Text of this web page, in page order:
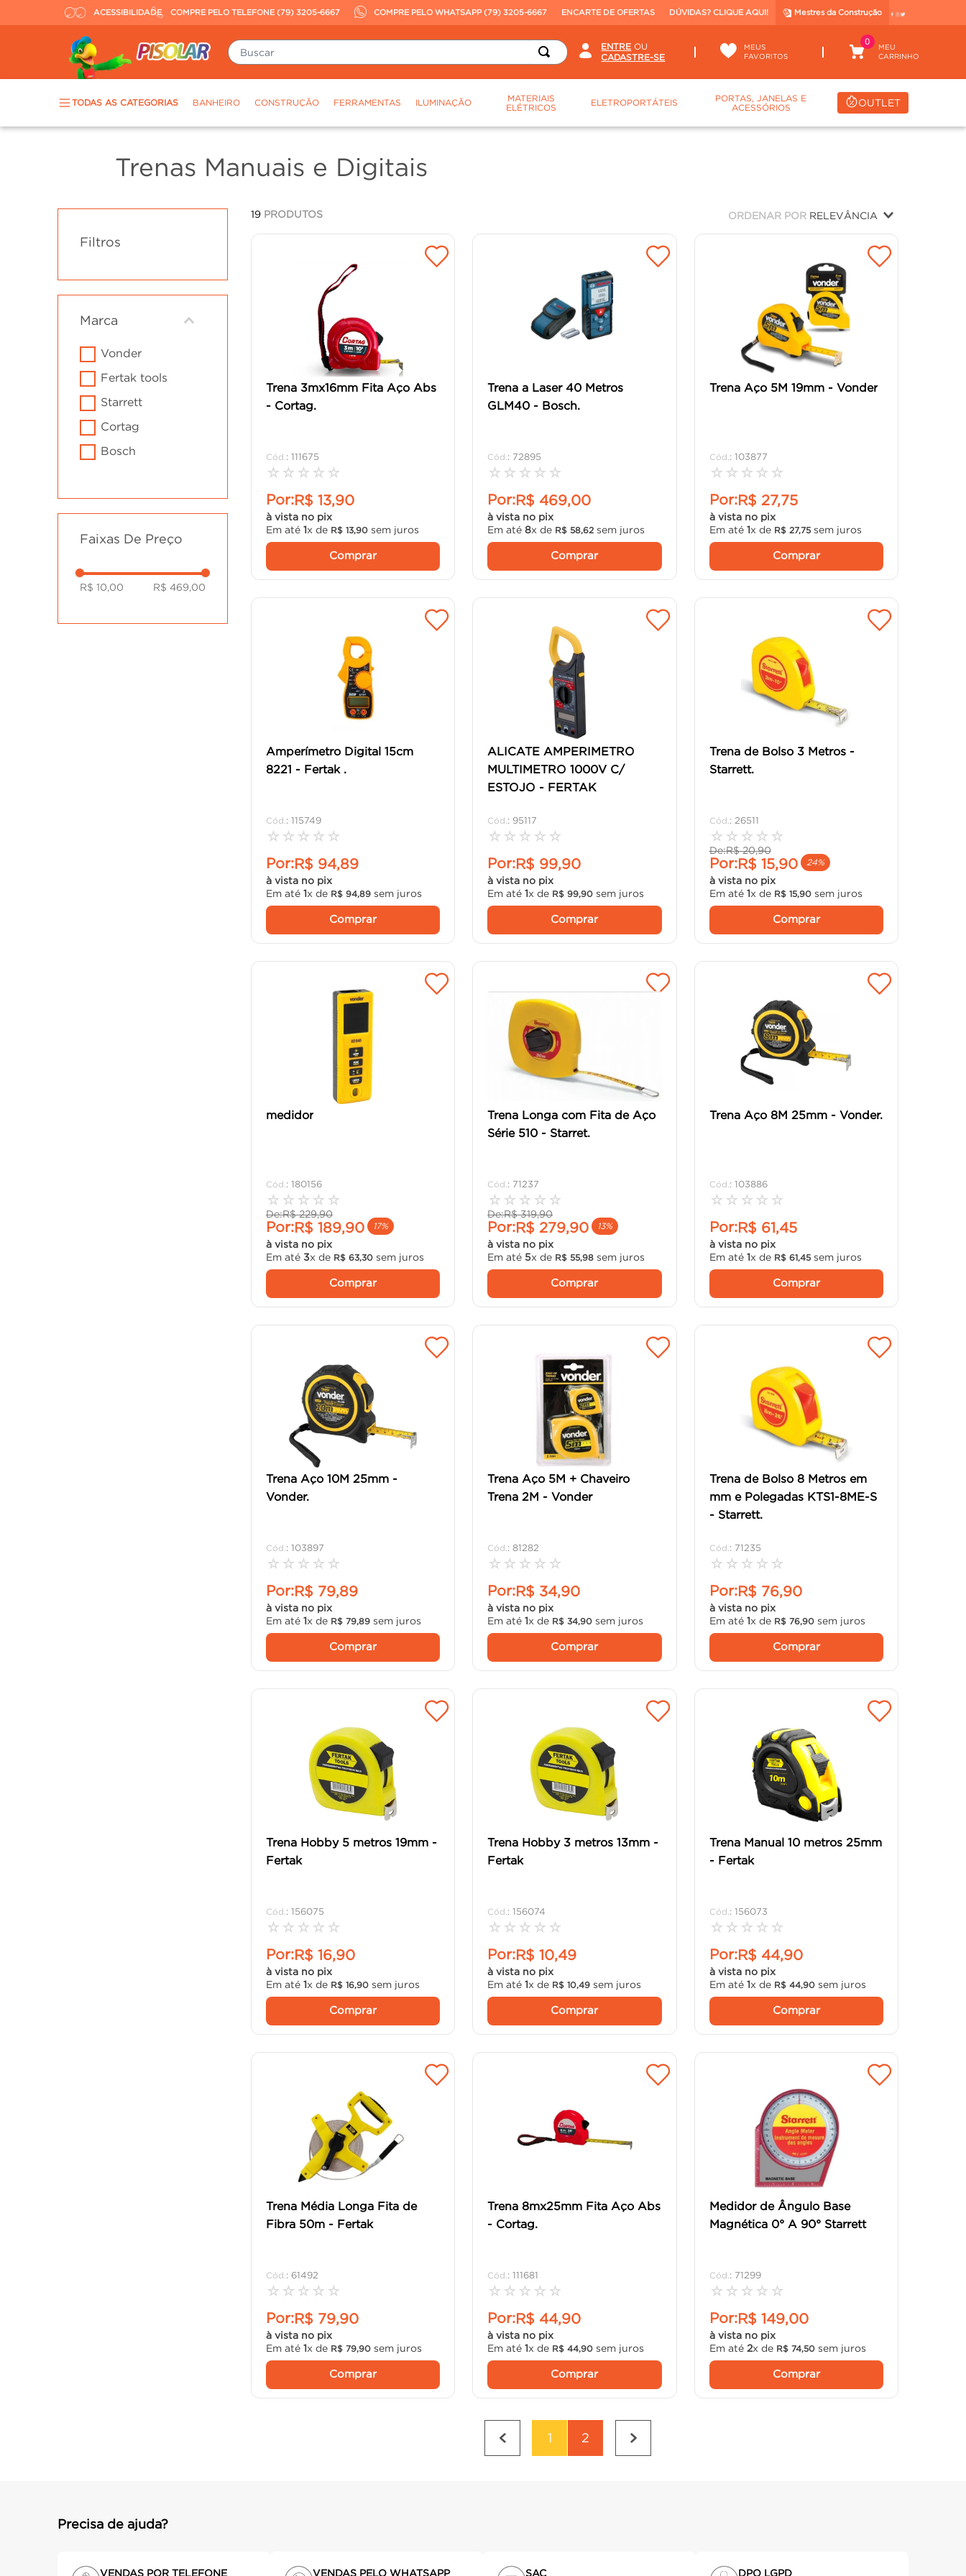
ACESSIBILIDADE COMPRE PELO TELEFONE (79) 3205-6667 COMPRE PELO WHATSAPP (79) 3205-6667 ENCARTE DE OFERTAS DÚVIDAS? CLIQUE AQUI! Mestres da Construção
Buscar OU
MEUS
FAVORITOS
0
TODAS AS CATEGORIAS BANHEIRO CONSTRUÇÃO FERRAMENTAS ILUMINAÇÃO
MATERIAIS
ELÉTRICOS
ELETROPORTÁTEIS
PORTAS, JANELAS E
ACESSÓRIOS
OUTLET
Trenas Manuais e Digitais
Filtros
Marca
vonder
fertak tools
starrett
cortag
bosch
Faixas De Preço
R$ 10,00 R$ 469,00
19 PRODUTOS ORDENAR POR RELEVÂNCIA
Trena 3mx16mm Fita Aço Abs
- Cortag.
: 111675
☆ ☆ ☆ ☆ ☆
Por:R$ 13,90
à vista no pix
Em até 1x de R$ 13, 90sem juros
Comprar
Trena a Laser 40 Metros
GLM40 - Bosch.
: 72895
☆ ☆ ☆ ☆ ☆
Por:R$ 469,00
à vista no pix
Em até8x de R$ 58 ,62 sem juros
Comprar
Trena Aço 5M 19mm - Vonder
: 103877
☆ ☆ ☆ ☆ ☆
Por:R$ 27,75
à vista no pix
Em até 1x de R$ 27,75sem juros
Comprar
Amperímetro Digital 15cm
8221 - Fertak .
: 115749
☆ ☆ ☆ ☆ ☆
Por:R$ 94,89
à vista no pix
Em até 1x de R$ 94, 89sem juros
Comprar
ALICATE AMPERIMETRO
MULTIMETRO 1000V C/
ESTOJO - FERTAK
: 95117
☆ ☆ ☆ ☆ ☆
Por:R$ 99,90
à vista no pix
Em até1x de R$ 99 ,90 sem juros
Comprar
Trena de Bolso 3 Metros -
Starrett.
: 26511
☆ ☆ ☆ ☆ ☆
De:R$ 20,90
Por:R$ 15,90 24%
à vista no pix
Em até 1x de R$ 15, 90sem juros
Comprar
medidor
: 180156
☆ ☆ ☆ ☆ ☆
De:R$ 229,90
Por:R$ 189,90 17%
à vista no pix
Em até 3x de R$ 63, 30sem juros
Comprar
Trena Longa com Fita de Aço
Série 510 - Starret.
: 71237
☆ ☆ ☆ ☆ ☆
De:R$ 319,90
Por:R$ 279,90 13%
à vista no pix
Em até5x de R$ 55 ,98 sem juros
Comprar
Trena Aço 8M 25mm - Vonder.
: 103886
☆ ☆ ☆ ☆ ☆
Por:R$ 61,45
à vista no pix
Em até 1x de R$ 61, 45sem juros
Comprar
Trena Aço 10M 25mm -
Vonder.
: 103897
☆ ☆ ☆ ☆ ☆
Por:R$ 79,89
à vista no pix
Em até 1x de R$ 79, 89sem juros
Comprar
Trena Aço 5M + Chaveiro
Trena 2M - Vonder
:81282
☆ ☆ ☆ ☆ ☆
Por:R$ 34,90
à vista no pix
Em até1x de R$ 34 ,90 sem juros
Comprar
Trena de Bolso 8 Metros em
mm e Polegadas KTS1-8ME-S
- Starrett.
: 71235
☆ ☆ ☆ ☆ ☆
Por:R$ 76,90
à vista no pix
Em até 1x de R$ 76, 90sem juros
Comprar
Trena Hobby 5 metros 19mm -
Fertak
: 156075
☆ ☆ ☆ ☆ ☆
Por:R$ 16,90
à vista no pix
Em até 1x de R$ 16, 90sem juros
Comprar
Trena Hobby 3 metros 13mm -
Fertak
:156074
☆ ☆ ☆ ☆ ☆
Por:R$ 10,49
à vista no pix
Em até1x de R$ 10 ,49 sem juros
Comprar
Trena Manual 10 metros 25mm
- Fertak
: 156073
☆ ☆ ☆ ☆ ☆
Por:R$ 44,90
à vista no pix
Em até 1x de R$ 44, 90sem juros
Comprar
Trena Média Longa Fita de
Fibra 50m - Fertak
: 61492
☆ ☆ ☆ ☆ ☆
Por:R$ 79,90
à vista no pix
Em até 1x de R$ 79, 90sem juros
Comprar
Trena 8mx25mm Fita Aço Abs
- Cortag.
:111681
☆ ☆ ☆ ☆ ☆
Por:R$ 44,90
à vista no pix
Em até1x de R$ 44 ,90 sem juros
Comprar
Medidor de Ângulo Base
Magnética 0° A 90° Starrett
: 71299
☆ ☆ ☆ ☆ ☆
Por:R$ 149,00
à vista no pix
Em até 2x de R$ 74, 50sem juros
Comprar
1 2
Precisa de ajuda?
VENDAS POR TELEFONE VENDAS PELO WHATSAPP SAC DPO LGPD
revestimento
6º chuveiro
9º